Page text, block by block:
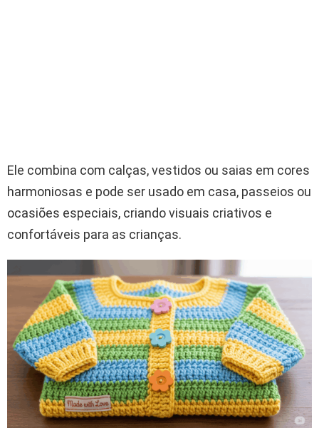
Ele combina com calças, vestidos ou saias em cores
harmoniosas e pode ser usado em casa, passeios ou
ocasiões especiais, criando visuais criativos e
confortáveis para as crianças.